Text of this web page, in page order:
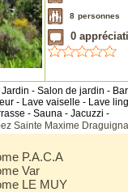
8 personnes
0
Jardin - Salon de jardin -
- Lave vaiselle - Lave
- Sauna - Jacuzzi -
Sainte Maxime
P.A.C.A
Var
LE MUY